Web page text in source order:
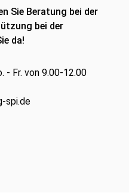
Sie Beratung bei der
bei der
da!
- Fr. von 9.00-12.00
spi.de